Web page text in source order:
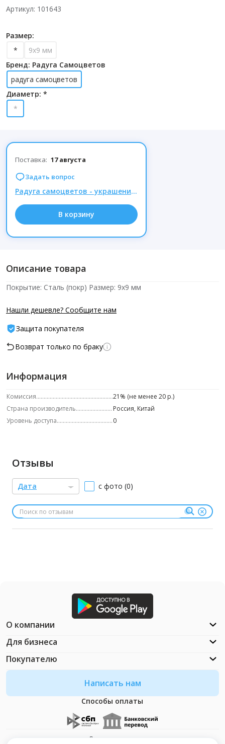
Артикул: 101643
Размер:
*
9х9 мм
Бренд: Радуга Самоцветов
радуга самоцветов
Диаметр: *
*
Поставка: 17 августа
Задать вопрос
Радуга самоцветов - украшения из натуральных камней, Комиссия 15% при заказе от 1000р.
В корзину
Описание товара
Покрытие: Сталь (покр) Размер: 9х9 мм
Нашли дешевле? Сообщите нам
Защита покупателя
Возврат только по браку
Информация
Комиссия
21% (не менее 20 р.)
Страна производитель
Россия, Китай
Уровень доступа
0
Отзывы
Дата с фото (0)
Написать нам
Способы оплаты
О компании
Для бизнеса
Покупателю
Документация